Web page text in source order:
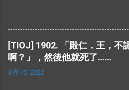
vector<pair<int,bian>> E; class
int len=0; int cnt=0; } arr[4*N]; void
if(arr[id].cnt) arr[id].len = r - l; ...
<bits/stdc++.h> using namespace
arr1[N+5],arr2[N+5]; int main(){ int n;
while(scanf("%d",&n)!=EOF){ for(int
i=0;i<n;i++)scanf("%d",&arr1[i]);
i=0;i<n;i++)scanf("%d",&arr2[i]);
{return a<b;}); sort(arr2,arr2+n,[](int
[TIOJ] 1902. 「殿仁．王，不
啊？」，然後他就死了……
3月 15, 2022